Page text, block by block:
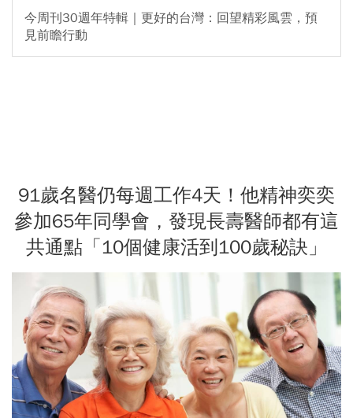
今周刊30週年特輯｜更好的台灣：回望精彩風雲，預
見前瞻行動
91歲名醫仍每週工作4天！他精神奕奕
參加65年同學會，發現長壽醫師都有這
共通點「10個健康活到100歲秘訣」